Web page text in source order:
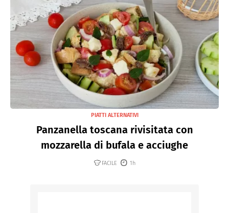
PIATTI ALTERNATIVI
Panzanella toscana rivisitata con
mozzarella di bufala e acciughe
FACILE 1h